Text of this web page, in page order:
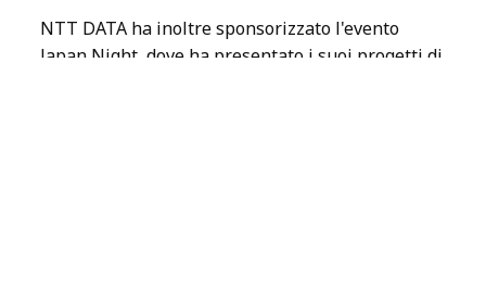
NTT DATA ha inoltre sponsorizzato l'evento
Japan Night, dove ha presentato i suoi progetti di